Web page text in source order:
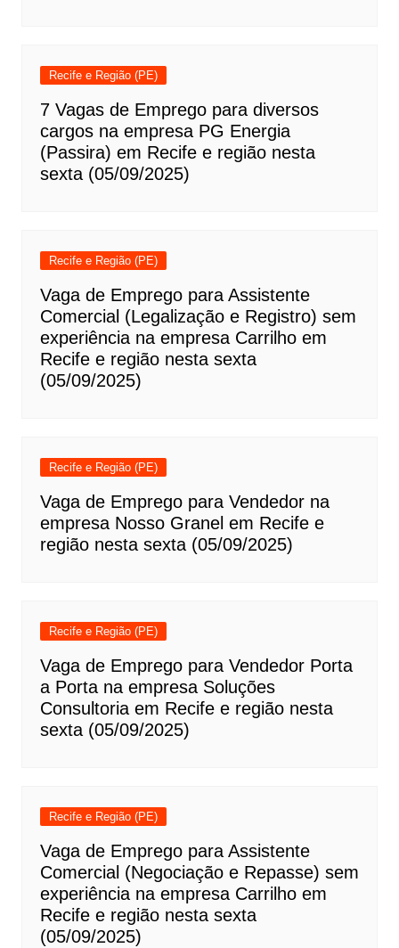
Recife e Região (PE)
7 Vagas de Emprego para diversos
cargos na empresa PG Energia
(Passira) em Recife e região nesta
sexta (05/09/2025)
Recife e Região (PE)
Vaga de Emprego para Assistente
Comercial (Legalização e Registro) sem
experiência na empresa Carrilho em
Recife e região nesta sexta
(05/09/2025)
Recife e Região (PE)
Vaga de Emprego para Vendedor na
empresa Nosso Granel em Recife e
região nesta sexta (05/09/2025)
Recife e Região (PE)
Vaga de Emprego para Vendedor Porta
a Porta na empresa Soluções
Consultoria em Recife e região nesta
sexta (05/09/2025)
Recife e Região (PE)
Vaga de Emprego para Assistente
Comercial (Negociação e Repasse) sem
experiência na empresa Carrilho em
Recife e região nesta sexta
(05/09/2025)